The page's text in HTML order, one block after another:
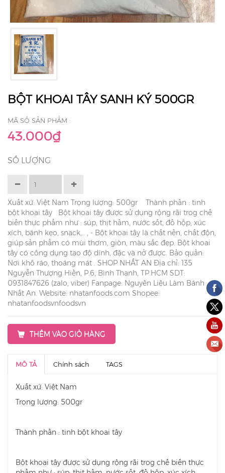
BỘT KHOAI TÂY SANH KÝ 500GR
MÃ SỐ SẢN PHẨM :
43.000₫
SỐ LƯỢNG
Xuất xứ: Việt Nam Trọng lượng: 500gr Thành phần : tinh
bột khoai tây Bột khoai tây được sử dụng rộng rãi trog chế
biến thực phẩm như : súp, thịt hầm, nước sốt, đồ hộp, xúc
xích, bánh kẹo, snack,.. , - Bột khoai tây là chất nền, chất độn,
giúp sản phẩm có mùi thơm, giòn, màu sắc đẹp. Bột khoai
tây có công dụng tạo độ dính, đặc và nở được. Bảo quản:
Nơi khô ráo, thoáng mát . SHOP NHẤT AN Địa chỉ: 135
Nguyễn Thượng Hiền, P.6, Bình Thạnh, TP.HCM SDT:
0931847626 (zalo, viber) Fanpage: Nguyên Liệu Làm Bánh
Nhất An. Website: nhatanfoods.com Shopee:
nhatanfoodsvnfoodsvn
THÊM VÀO GIỎ HÀNG
MÔ TẢ Chính sách TAGS
Xuất xứ: Việt Nam
Trọng lượng: 500gr
Thành phần : tinh bột khoai tây
Bột khoai tây được sử dụng rộng rãi trog chế biến thực